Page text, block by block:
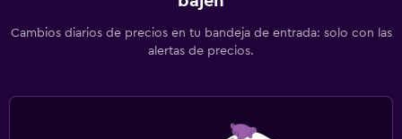
Cambios diarios de precios en tu bandeja de entrada: solo con las
alertas de precios.